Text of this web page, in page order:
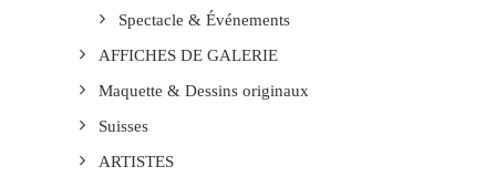
Spectacle & Événements
AFFICHES DE GALERIE
Maquette & Dessins originaux
Suisses
ARTISTES